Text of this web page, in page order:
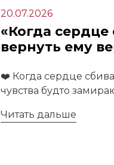
20.07.2026
«Когда сердце
вернуть ему
❤️ Когда сердце
чувства будто
Читать дальше